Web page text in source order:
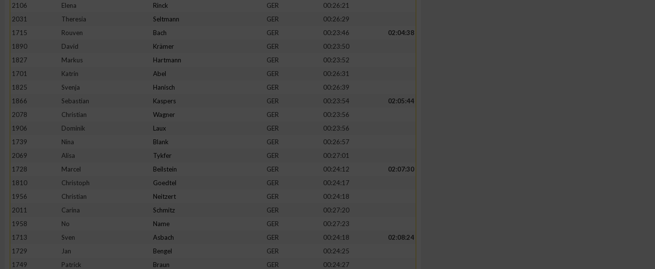
2106
Elena Rinck GER
00:26:21
2031
Theresia Seltmann GER
00:26:29
1715
Rouven Bach GER 00:23:46
02:04:38
1890
David Krämer GER
00:23:50
1827
Markus Hartmann GER
00:23:52
1701
Katrin Abel GER
00:26:31
1825
Svenja Hanisch GER
00:26:39
1866
Sebastian Kaspers GER 00:23:54
02:05:44
2078
Christian Wagner GER
00:23:56
1906
Dominik Laux GER
00:23:56
1739
Nina Blank GER
00:26:57
2069
Alisa Tykfer GER
00:27:01
1728
Marcel Beilstein GER 00:24:12
02:07:30
1810
Christoph Goedtel GER
00:24:17
1956
Christian Neitzert GER
00:24:18
2011
Carina Schmitz GER
00:27:20
1958
No Name GER
00:27:23
1713
Sven Asbach GER 00:24:18
02:08:24
1729
Jan Bengel GER
00:24:25
1749
Patrick Braun GER
00:24:27
Erstellung von Profilen zur Personalisierung von Inhalten
Verwendung von Profilen zur Auswahl personalisierter Inhalte
verschiedenen Quellen
Entwicklung und Verbesserung der Angebote
Verwendung reduzierter Daten zur Auswahl von Inhalten
IAB-Besonderheiten:
Verwendung genauer Standortdaten